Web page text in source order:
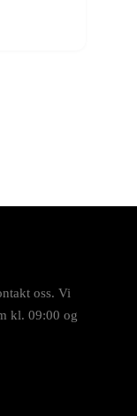
oss. Vi
kl. 09:00 og